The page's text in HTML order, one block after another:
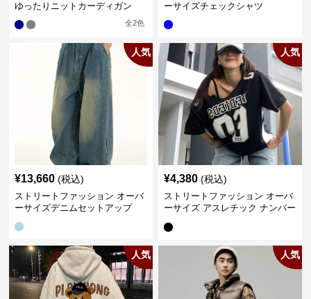
ゆったりニットカーディガン
全2色
ーサイズチェックシャツ
人気
¥13,660 (税込)
ストリートファッション オーバ
ーサイズデニムセットアップ
人気
¥4,380 (税込)
ストリートファッション オーバ
ーサイズ アスレチック ナンバー
人気 人気